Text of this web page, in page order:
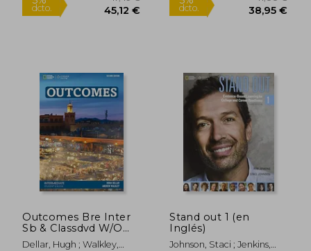
Outcomes Bre Inter
Sb & Classdvd W/O
Access Code (en
Dellar, Hugh ; Walkley,
Stand out 1 (en
Inglés)
Johnson, Staci ; Jenkins,